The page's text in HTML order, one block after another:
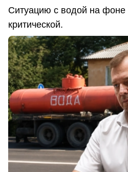
Ситуацию с водой на фоне
критической.